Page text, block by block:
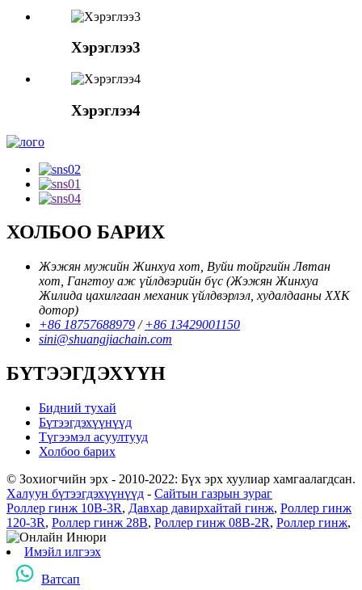
Хэрэглээ3
Хэрэглээ4
ХОЛБОО БАРИХ
Жэжян мужийн Жинхуа хот, Вуйи тойргийн Лвтан
хот, Гангтоу аж үйлдвэрийн бүс (Жэжян Жинхуа
Жилида цахилгаан механик үйлдвэрлэл, худалдааны ХХК
дотор)
+86 18757688979 /+86 13429001150
sini@shuangjiachain.com
БҮТЭЭГДЭХҮҮН
Бидний тухай
Бүтээгдэхүүнүүд
Түгээмэл асуултууд
Холбоо барих
© Зохиогчийн эрх - 2010-2022: Бүх эрх хуулиар хамгаалагдсан.
Халуун бүтээгдэхүүнүүд - Сайтын газрын зураг
Роллер гинж 10B-3R, Давхар давирхайтай гинж, Роллер гинж
120-3R, Роллер гинж 28B, Роллер гинж 08B-2R, Роллер гинж,
Имэйл илгээх
Ватсап